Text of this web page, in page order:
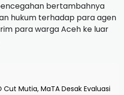
bertambahnya
hukum terhadap para agen
para warga Aceh ke luar
Cut Mutia, MaTA Desak Evaluasi